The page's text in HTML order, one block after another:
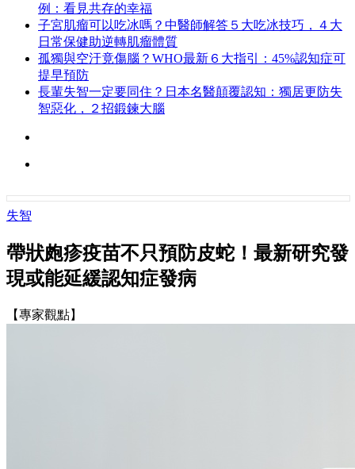
例：看見共存的幸福
子宮肌瘤可以吃冰嗎？中醫師解答５大吃冰技巧，４大
日常保健助逆轉肌瘤體質
孤獨與空汙竟傷腦？WHO最新６大指引：45%認知症可
提早預防
長輩失智一定要同住？日本名醫顛覆認知：獨居更防失
智惡化，２招鍛鍊大腦
失智
帶狀皰疹疫苗不只預防皮蛇！最新研究發
現或能延緩認知症發病
【專家觀點】